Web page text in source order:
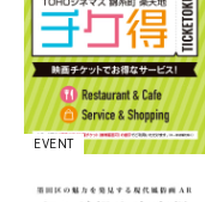
EVENT